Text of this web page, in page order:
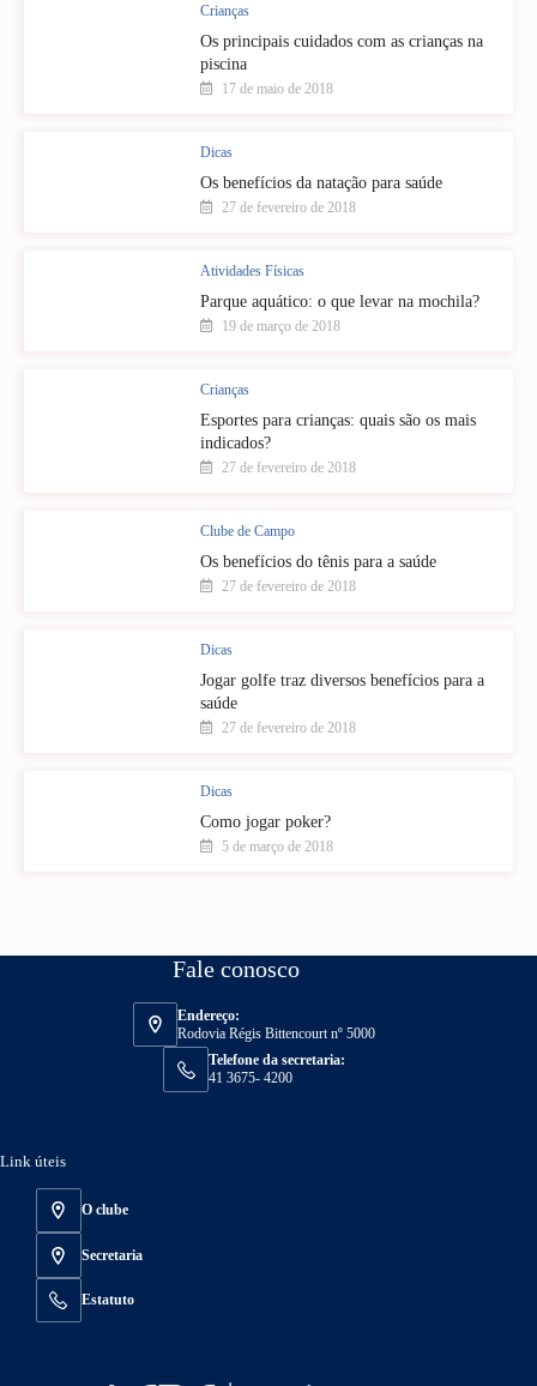
Crianças
Os principais cuidados com as crianças na
piscina
17 de maio de 2018
Dicas
Os benefícios da natação para saúde
27 de fevereiro de 2018
Atividades Físicas
Parque aquático: o que levar na mochila?
19 de março de 2018
Crianças
Esportes para crianças: quais são os mais
indicados?
27 de fevereiro de 2018
Clube de Campo
Os benefícios do tênis para a saúde
27 de fevereiro de 2018
Dicas
Jogar golfe traz diversos benefícios para a
saúde
27 de fevereiro de 2018
Dicas
Como jogar poker?
5 de março de 2018
Fale conosco
Endereço:
Rodovia Régis Bittencourt nº 5000
Telefone da secretaria:
41 3675- 4200
Link úteis
O clube
Secretaria
Estatuto